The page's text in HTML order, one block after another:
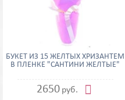
БУКЕТ ИЗ 15 ЖЕЛТЫХ ХРИЗАНТЕМ
В ПЛЕНКЕ "САНТИНИ ЖЕЛТЫЕ"
2650 руб. 